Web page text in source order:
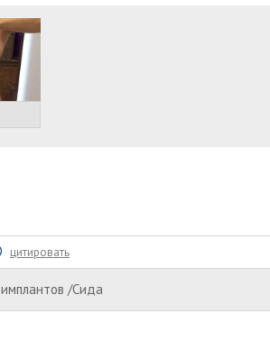
цитировать
/Сида